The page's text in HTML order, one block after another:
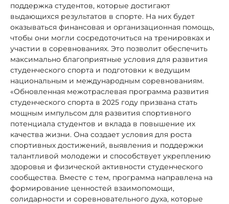
поддержка студентов, которые достигают
выдающихся результатов в спорте. На них будет
оказываться финансовая и организационная помощь,
чтобы они могли сосредоточиться на тренировках и
участии в соревнованиях. Это позволит обеспечить
максимально благоприятные условия для развития
студенческого спорта и подготовки к ведущим
национальным и международным соревнованиям.
«Обновленная межотраслевая программа развития
студенческого спорта в 2025 году призвана стать
мощным импульсом для развития спортивного
потенциала студентов и вклада в повышение их
качества жизни. Она создает условия для роста
спортивных достижений, выявления и поддержки
талантливой молодежи и способствует укреплению
здоровья и физической активности студенческого
сообщества. Вместе с тем, программа направлена на
формирование ценностей взаимопомощи,
солидарности и соревновательного духа, которые